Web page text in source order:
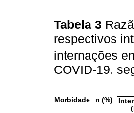
Tabela 3
respectivos
internações
COVID-19,
Morbidade n (%)